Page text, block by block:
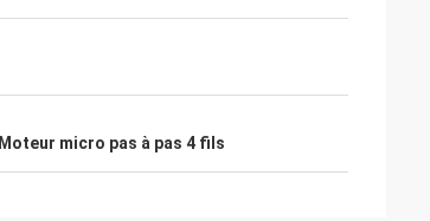
Moteur micro pas à pas 4 fils